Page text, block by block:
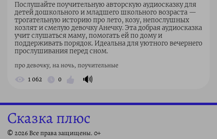
Послушайте поучительную авторскую аудиосказку для
детей дошкольного и младшего школьного возраста —
трогательную историю про лето, козу, непослушных
козлят и смелую девочку Анечку. Эта добрая аудиосказка
учит слушаться маму, помогать ей по дому и
поддерживать порядок. Идеальна для уютного вечернего
прослушивания перед сном.
про девочку, на ночь, поучительные
1 062 0 🔊
Сказка плюс
© 2026 Все права защищены. 0+